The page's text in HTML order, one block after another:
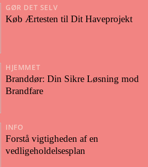
GØR DET SELV
Køb Ærtesten til Dit Haveprojekt
HJEMMET
Branddør: Din Sikre Løsning mod
Brandfare
INFO
Forstå vigtigheden af en
vedligeholdelsesplan